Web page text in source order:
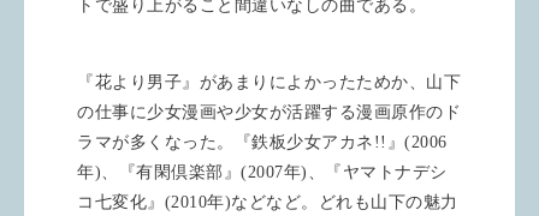
トで盛り上がること間違いなしの曲である。
『花より男子』があまりによかったためか、山下
の仕事に少女漫画や少女が活躍する漫画原作のド
ラマが多くなった。『鉄板少女アカネ !! 』 (2006
年)、『有閑倶楽部』 (2007年) 、『ヤマトナデシ
コ七変化』 (2010年)などなど。どれも山下の魅力